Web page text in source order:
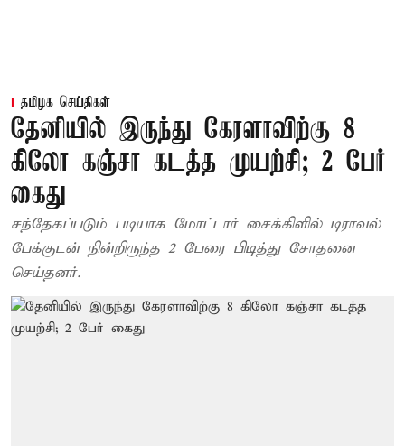
தமிழக செய்திகள்
தேனியில் இருந்து கேரளாவிற்கு 8
கிலோ கஞ்சா கடத்த முயற்சி; 2 பேர்
கைது
சந்தேகப்படும் படியாக மோட்டார் சைக்கிளில் டிராவல்
பேக்குடன் நின்றிருந்த 2 பேரை பிடித்து சோதனை
செய்தனர்.